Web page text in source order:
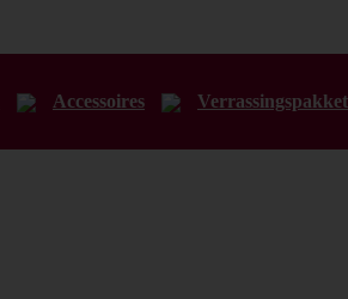
Accessoires Verrassingspakket